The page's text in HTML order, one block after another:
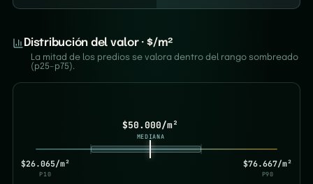
Distribución del valor · $/m²
La mitad de los predios se valora dentro del rango sombreado
(p25–p75).
$26.065/m²
P10
$50.000/m²
MEDIANA
$76.667/m²
P90